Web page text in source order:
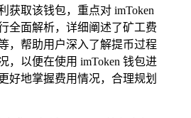
获取该钱包，重点对 imToken
全面解析，详细阐述了矿工费
，帮助用户深入了解提币过程
，以便在使用 imToken 钱包进
好地掌握费用情况，合理规划